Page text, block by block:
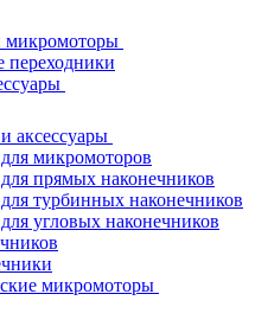
микромоторы
переходники
аксессуары
микромоторов
прямых наконечников
турбинных наконечников
угловых наконечников
микромоторы